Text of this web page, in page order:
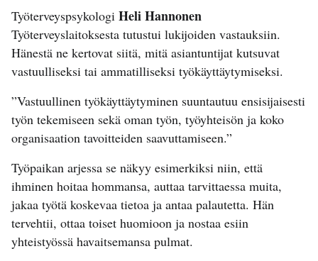
Työterveyspsykologi Heli Hannonen
Työterveyslaitoksesta tutustui lukijoiden vastauksiin.
Hänestä ne kertovat siitä, mitä asiantuntijat kutsuvat
vastuulliseksi tai ammatilliseksi työkäyttäytymiseksi.
”Vastuullinen työkäyttäytyminen suuntautuu ensisijaisesti
työn tekemiseen sekä oman työn, työyhteisön ja koko
organisaation tavoitteiden saavuttamiseen.”
Työpaikan arjessa se näkyy esimerkiksi niin, että
ihminen hoitaa hommansa, auttaa tarvittaessa muita,
jakaa työtä koskevaa tietoa ja antaa palautetta. Hän
tervehtii, ottaa toiset huomioon ja nostaa esiin
yhteistyössä havaitsemansa pulmat.